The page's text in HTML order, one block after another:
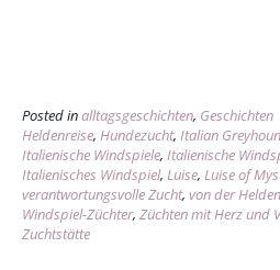
Posted inalltagsgeschichten, Geschichten
Heldenreise, Hundezucht, Italian
Italienische Windspiele, Italienische
Italienisches Windspiel, Luise, Luise of
verantwortungsvolle Zucht, von der
Windspiel-Züchter, Züchten mit Herz und
Zuchtstätte